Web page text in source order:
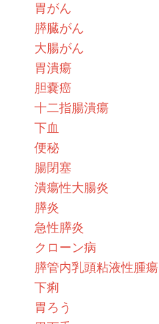
胃がん
膵臓がん
大腸がん
胃潰瘍
胆嚢癌
十二指腸潰瘍
下血
便秘
腸閉塞
潰瘍性大腸炎
膵炎
急性膵炎
クローン病
膵管内乳頭粘液性腫瘍
下痢
胃ろう